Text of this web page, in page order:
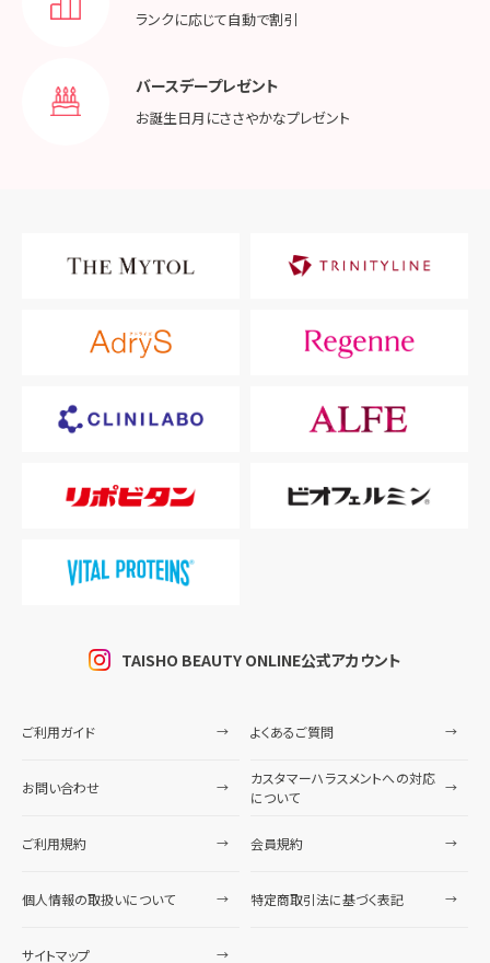
ランクに応じて自動で割引
バースデープレゼント
お誕生日月にささやかなプレゼント
TAISHO BEAUTY ONLINE公式アカウント
ご利用ガイド よくあるご質問
お問い合わせ
カスタマーハラスメントへの対応
について
ご利用規約 会員規約
個人情報の取扱いについて 特定商取引法に基づく表記
サイトマップ